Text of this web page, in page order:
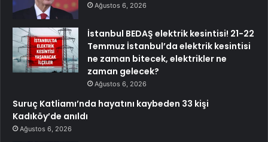
Ağustos 6, 2026
İstanbul BEDAŞ elektrik kesintisi! 21-22
Temmuz İstanbul’da elektrik kesintisi
ne zaman bitecek, elektrikler ne
zaman gelecek?
Ağustos 6, 2026
Suruç Katliamı’nda hayatını kaybeden 33 kişi
Kadıköy’de anıldı
Ağustos 6, 2026